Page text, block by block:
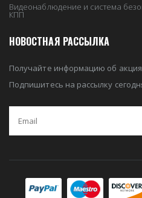
Видеонаблюдение и система
КПП
НОВОСТНАЯ РАССЫЛКА
Получайте информацию об
Подпишитесь на рассылку